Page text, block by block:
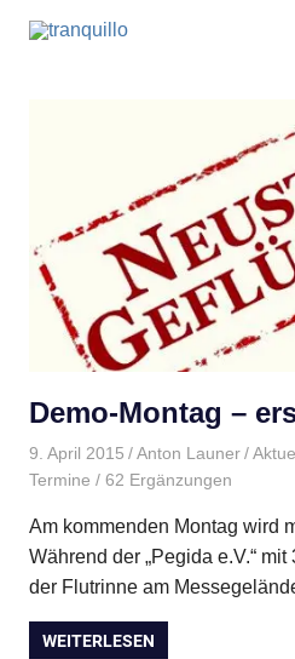
Demo-Montag –
9. April 2015 Anton Launer
Termine / 62 Ergänzungen
Am kommenden Montag wird
Während der „Pegida e.V.“
der Flutrinne am
WEITERLESEN